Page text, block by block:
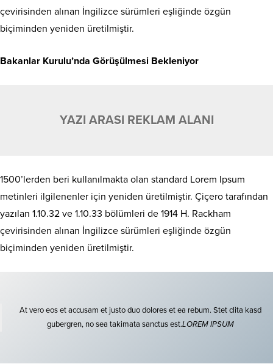
çevirisinden alınan İngilizce sürümleri eşliğinde özgün
biçiminden yeniden üretilmiştir.
Bakanlar Kurulu’nda Görüşülmesi Bekleniyor
YAZI ARASI REKLAM ALANI
1500’lerden beri kullanılmakta olan standard Lorem Ipsum
metinleri ilgilenenler için yeniden üretilmiştir. Çiçero tarafından
yazılan 1.10.32 ve 1.10.33 bölümleri de 1914 H. Rackham
çevirisinden alınan İngilizce sürümleri eşliğinde özgün
biçiminden yeniden üretilmiştir.
At vero eos et accusam et justo duo dolores et ea rebum. Stet clita kasd
gubergren, no sea takimata sanctus est.LOREM IPSUM